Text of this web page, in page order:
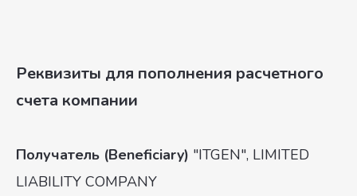
Телефон
Выберите удобное время для звонка
Принимаюусловия передачи данных
Реквизиты для пополнения расчетного
счета компании
Получатель (Beneficiary) "ITGEN", LIMITED
LIABILITY COMPANY